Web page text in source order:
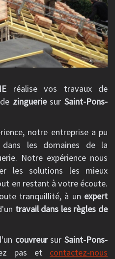
réalise vos travaux de
zingueriesurSaint-Pons-
notre entreprise a pu
les domaines de la
Notre expérience nous
les solutions les mieux
en restant à votre écoute.
tranquillité, à un expert
travail dans les règles de
couvreursur Saint-Pons-
pas et contactez-nous